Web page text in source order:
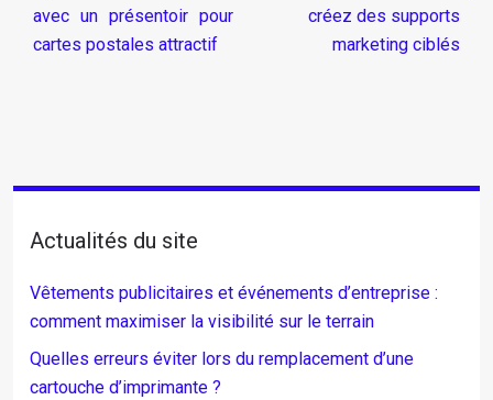
avec un présentoir pour
cartes postales attractif
créez des supports
marketing ciblés
Actualités du site
Vêtements publicitaires et événements d’entreprise :
comment maximiser la visibilité sur le terrain
Quelles erreurs éviter lors du remplacement d’une
cartouche d’imprimante ?